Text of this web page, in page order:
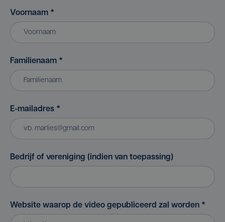
Voornaam *
Familienaam *
E-mailadres *
Bedrijf of vereniging (indien van toepassing)
Website waarop de video gepubliceerd zal worden *